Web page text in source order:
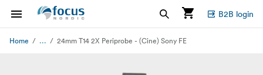
B2B login
Home ... 24mm T14 2X Periprobe - (Cine) Sony FE